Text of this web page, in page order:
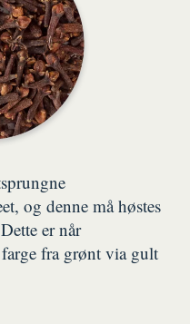
og denne må høstes
er når
fra grønt via gult